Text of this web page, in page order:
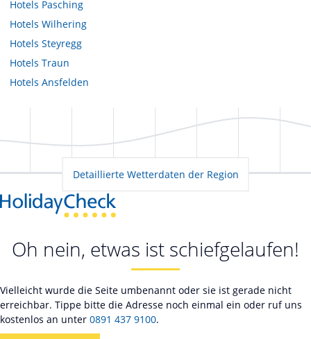
Hotels Pasching
Hotels Wilhering
Hotels Steyregg
Hotels Traun
Hotels Ansfelden
Detaillierte Wetterdaten der Region
Oh nein, etwas ist schiefgelaufen!
Vielleicht wurde die Seite umbenannt oder sie ist gerade nicht
erreichbar. Tippe bitte die Adresse noch einmal ein oder ruf uns
kostenlos an unter 0891 437 9100.